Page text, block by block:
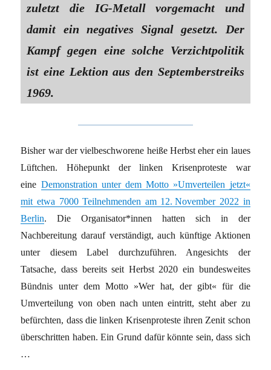
zuletzt die IG-Metall vorgemacht und
damit ein negatives Signal gesetzt. Der
Kampf gegen eine solche Verzichtpolitik
ist eine Lektion aus den Septemberstreiks
1969.
Bisher war der vielbeschworene heiße Herbst eher ein laues
Lüftchen. Höhepunkt der linken Krisenproteste war
eine Demonstration unter dem Motto »Umverteilen jetzt«
mit etwa 7000 Teilnehmenden am 12. November 2022 in
Berlin. Die Organisator*innen hatten sich in der
Nachbereitung darauf verständigt, auch künftige Aktionen
unter diesem Label durchzuführen. Angesichts der
Tatsache, dass bereits seit Herbst 2020 ein bundesweites
Bündnis unter dem Motto »Wer hat, der gibt« für die
Umverteilung von oben nach unten eintritt, steht aber zu
befürchten, dass die linken Krisenproteste ihren Zenit schon
überschritten haben. Ein Grund dafür könnte sein, dass sich
…